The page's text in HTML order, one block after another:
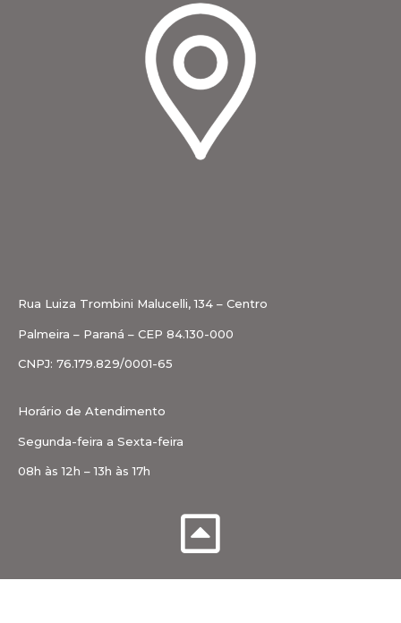
Rua Luiza Trombini Malucelli, 134 – Centro
Palmeira – Paraná – CEP 84.130-000
CNPJ: 76.179.829/0001-65
Horário de Atendimento
Segunda-feira a Sexta-feira
08h às 12h – 13h às 17h